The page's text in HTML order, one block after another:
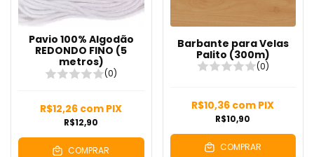
Pavio 100% Algodão
REDONDO FINO (5
metros)
(0)
R$12,90
R$12,26 com PIX
COMPRAR
Barbante para Velas
Palito (300m)
(0)
R$10,90
R$10,36 com PIX
COMPRAR